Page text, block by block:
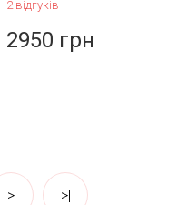
2 відгуків
2950 грн
> >|